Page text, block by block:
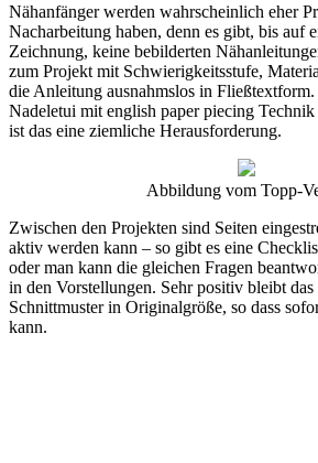
Nähanfänger werden wahrscheinlich eher
Nacharbeitung haben, denn es gibt, bis auf
Zeichnung, keine bebilderten
zum Projekt mit Schwierigkeitsstufe,
die Anleitung ausnahmslos in
Nadeletui mit english paper piecing
ist das eine ziemliche Herausforderung.
Abbildung vom Topp-
Zwischen den Projekten sind Seiten
aktiv werden kann – so gibt es eine
oder man kann die gleichen Fragen
in den Vorstellungen. Sehr positiv bleibt das
Schnittmuster in Originalgröße, so dass
kann.